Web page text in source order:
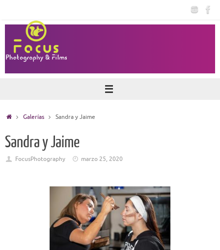
contenido
InicioGalerías Sandra y Jaime
Sandra y Jaime
FocusPhotography marzo 25, 2020